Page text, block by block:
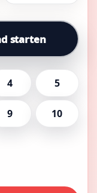
starten
4 5
9
10